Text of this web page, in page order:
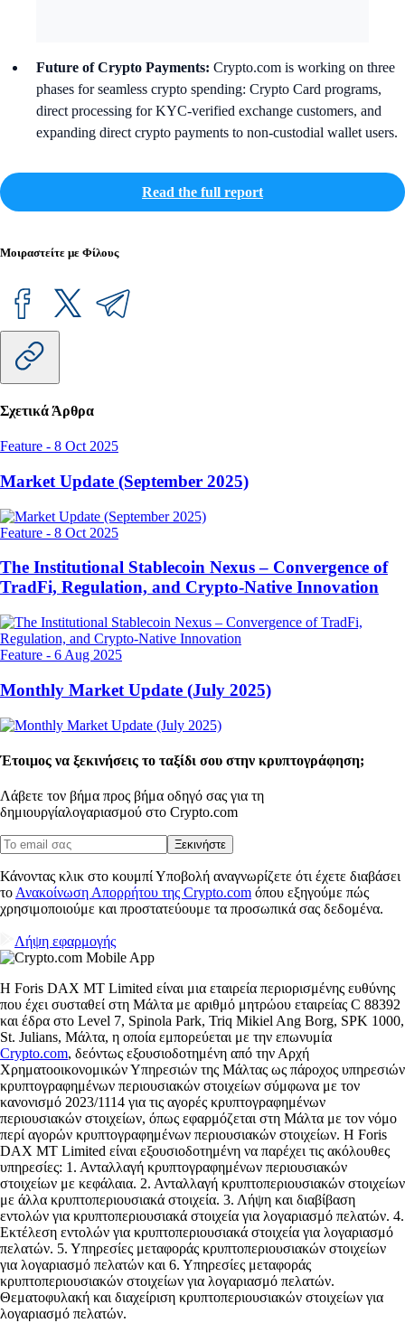
Future of Crypto Payments: Crypto.com is working on three
phases for seamless crypto spending: Crypto Card programs,
direct processing for KYC-verified exchange customers, and
expanding direct crypto payments to non-custodial wallet users.
Read the full report
Μοιραστείτε με Φίλους
Σχετικά Άρθρα
Feature - 8 Oct 2025
Market Update (September 2025)
Feature - 8 Oct 2025
The Institutional Stablecoin Nexus – Convergence of
TradFi, Regulation, and Crypto-Native Innovation
Feature - 6 Aug 2025
Monthly Market Update (July 2025)
Έτοιμος να ξεκινήσεις το ταξίδι σου στην κρυπτογράφηση;
Λάβετε τον βήμα προς βήμα οδηγό σας για τη
δημιουργίαλογαριασμού στο Crypto.com
Ξεκινήστε
Κάνοντας κλικ στο κουμπί Υποβολή αναγνωρίζετε ότι έχετε διαβάσει
το Ανακοίνωση Απορρήτου της Crypto.com όπου εξηγούμε πώς
χρησιμοποιούμε και προστατεύουμε τα προσωπικά σας δεδομένα.
Λήψη εφαρμογής
Η Foris DAX MT Limited είναι μια εταιρεία περιορισμένης ευθύνης
που έχει συσταθεί στη Μάλτα με αριθμό μητρώου εταιρείας C 88392
και έδρα στο Level 7, Spinola Park, Triq Mikiel Ang Borg, SPK 1000,
St. Julians, Μάλτα, η οποία εμπορεύεται με την επωνυμία
Crypto.com, δεόντως εξουσιοδοτημένη από την Αρχή
Χρηματοοικονομικών Υπηρεσιών της Μάλτας ως πάροχος υπηρεσιών
κρυπτογραφημένων περιουσιακών στοιχείων σύμφωνα με τον
κανονισμό 2023/1114 για τις αγορές κρυπτογραφημένων
περιουσιακών στοιχείων, όπως εφαρμόζεται στη Μάλτα με τον νόμο
περί αγορών κρυπτογραφημένων περιουσιακών στοιχείων. Η Foris
DAX MT Limited είναι εξουσιοδοτημένη να παρέχει τις ακόλουθες
υπηρεσίες: 1. Ανταλλαγή κρυπτογραφημένων περιουσιακών
στοιχείων με κεφάλαια. 2. Ανταλλαγή κρυπτοπεριουσιακών στοιχείων
με άλλα κρυπτοπεριουσιακά στοιχεία. 3. Λήψη και διαβίβαση
εντολών για κρυπτοπεριουσιακά στοιχεία για λογαριασμό πελατών. 4.
Εκτέλεση εντολών για κρυπτοπεριουσιακά στοιχεία για λογαριασμό
πελατών. 5. Υπηρεσίες μεταφοράς κρυπτοπεριουσιακών στοιχείων
για λογαριασμό πελατών και 6. Υπηρεσίες μεταφοράς
κρυπτοπεριουσιακών στοιχείων για λογαριασμό πελατών.
Θεματοφυλακή και διαχείριση κρυπτοπεριουσιακών στοιχείων για
λογαριασμό πελατών.